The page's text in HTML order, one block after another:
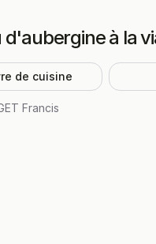
d'aubergine à la
de cuisine
Francis